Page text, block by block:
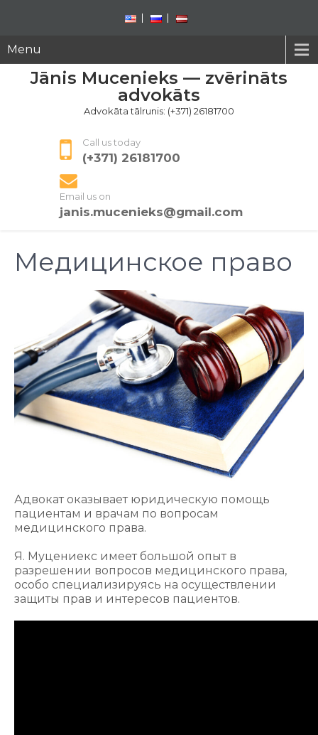
Menu
Jānis Mucenieks — zvērināts
advokāts
Advokāta tālrunis: (+371) 26181700
Call us today
(+371) 26181700
Email us on
janis.mucenieks@gmail.com
Медицинское право
Адвокат оказывает юридическую помощь
пациентам и врачам по вопросам
медицинского права.
Я. Муцениекс имеет большой опыт в
разрешении вопросов медицинского права,
особо специализируясь на осуществлении
защиты прав и интересов пациентов.